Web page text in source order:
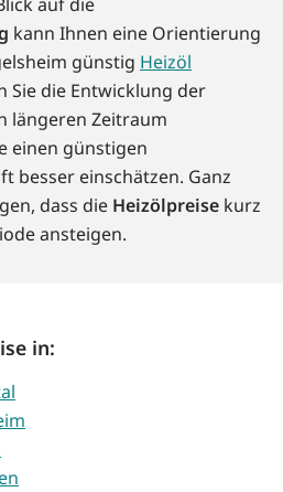
kann Ihnen eine Orientierung
günstig Heizöl
Sie die Entwicklung der
längeren Zeitraum
einen günstigen
besser einschätzen. Ganz
dass die Heizölpreise kurz
ansteigen.
in: